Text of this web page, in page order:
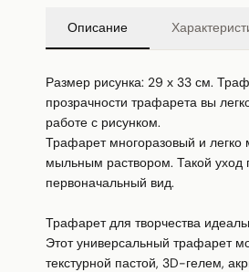
Описание
Размер рисунка: 29 х 33 см.
прозрачности трафарета вы
работе с рисунком.
Трафарет многоразовый и легко
мыльным раствором. Такой уход
первоначальный вид.
Трафарет для творчества
Этот универсальный трафарет
текстурной пастой, 3D-гелем,